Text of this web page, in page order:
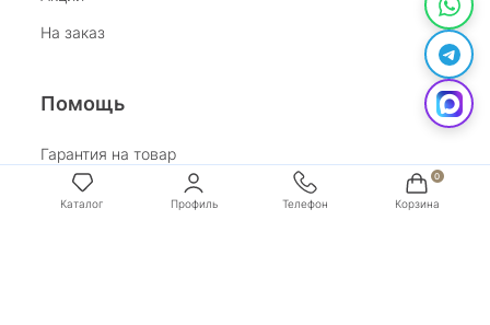
На заказ
Помощь
Гарантия на товар
Возврат